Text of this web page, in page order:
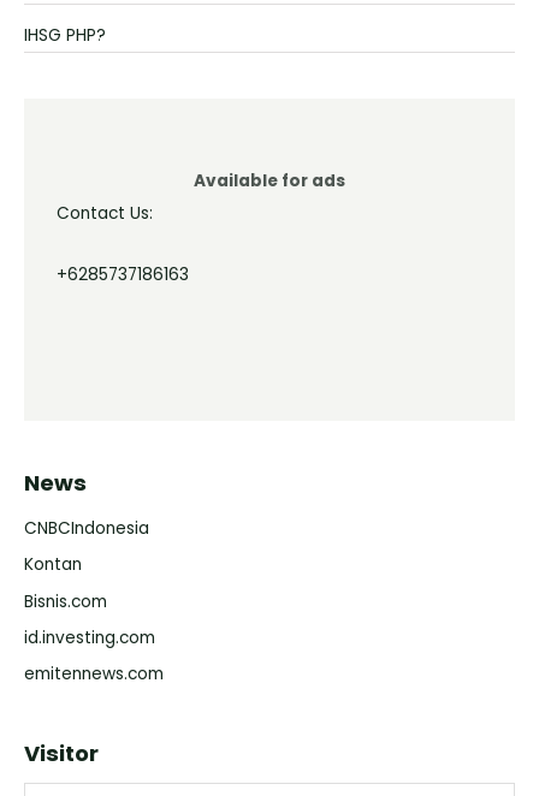
IHSG PHP?
Available for ads
Contact Us:
+6285737186163
News
CNBCIndonesia
Kontan
Bisnis.com
id.investing.com
emitennews.com
Visitor